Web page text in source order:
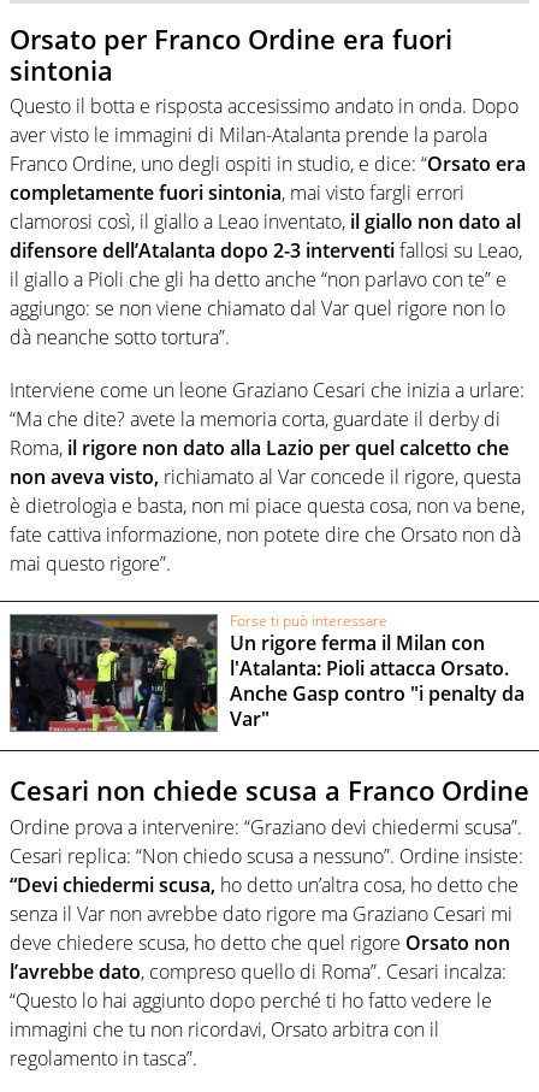
Orsato per Franco Ordine era fuori
sintonia
Questo il botta e risposta accesissimo andato in onda. Dopo
aver visto le immagini di Milan-Atalanta prende la parola
Franco Ordine, uno degli ospiti in studio, e dice: “Orsato era
completamente fuori sintonia, mai visto fargli errori
clamorosi così, il giallo a Leao inventato, il giallo non dato al
difensore dell’Atalanta dopo 2-3 interventifallosi su Leao,
il giallo a Pioli che gli ha detto anche “non parlavo con te” e
aggiungo: se non viene chiamato dal Var quel rigore non lo
dà neanche sotto tortura”.
Interviene come un leone Graziano Cesari che inizia a urlare:
“Ma che dite? avete la memoria corta, guardate il derby di
Roma, il rigore non dato alla Lazio per quel calcetto che
non aveva visto, richiamato al Var concede il rigore, questa
è dietrologia e basta, non mi piace questa cosa, non va bene,
fate cattiva informazione, non potete dire che Orsato non dà
mai questo rigore”.
Forse ti può interessare
Un rigore ferma il Milan con
l'Atalanta: Pioli attacca Orsato.
Anche Gasp contro "i penalty da
Var"
Cesari non chiede scusa a Franco Ordine
Ordine prova a intervenire: “Graziano devi chiedermi scusa”.
Cesari replica: “Non chiedo scusa a nessuno”. Ordine insiste:
“Devi chiedermi scusa, ho detto un’altra cosa, ho detto che
senza il Var non avrebbe dato rigore ma Graziano Cesari mi
deve chiedere scusa, ho detto che quel rigore Orsato non
l’avrebbe dato, compreso quello di Roma”. Cesari incalza:
“Questo lo hai aggiunto dopo perché ti ho fatto vedere le
immagini che tu non ricordavi, Orsato arbitra con il
regolamento in tasca”.